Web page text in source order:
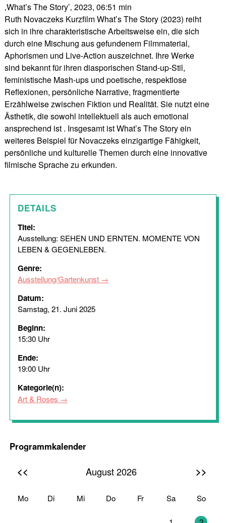
‚What’s The Story’‚ 2023, 06:51 min
Ruth Novaczeks Kurzfilm What’s The Story (2023) reiht
sich in ihre charakteristische Arbeitsweise ein, die sich
durch eine Mischung aus gefundenem Filmmaterial,
Aphorismen und Live-Action auszeichnet. Ihre Werke
sind bekannt für ihren diasporischen Stand-up-Stil,
feministische Mash-ups und poetische, respektlose
Reflexionen, persönliche Narrative, fragmentierte
Erzählweise zwischen Fiktion und Realität. Sie nutzt eine
Ästhetik, die sowohl intellektuell als auch emotional
ansprechend ist . Insgesamt ist What’s The Story ein
weiteres Beispiel für Novaczeks einzigartige Fähigkeit,
persönliche und kulturelle Themen durch eine innovative
filmische Sprache zu erkunden.
DETAILS
Titel:
Ausstellung: SEHEN UND ERNTEN. MOMENTE VON
LEBEN & GEGENLEBEN.
Genre:
Ausstellung/Gartenkunst
Datum:
Samstag, 21. Juni 2025
Beginn:
15:30 Uhr
Ende:
19:00 Uhr
Kategorie(n):
Art & Roses
Programmkalender
<< August 2026 >>
Mo Di Mi Do Fr Sa So